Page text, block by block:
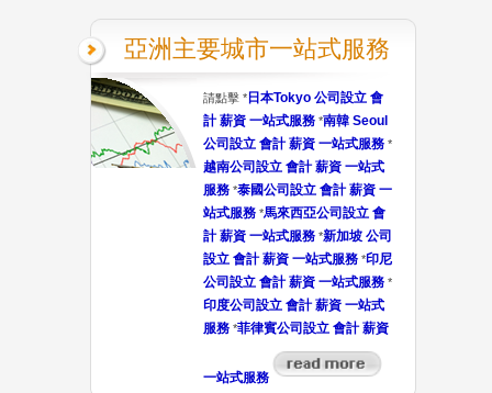
亞洲主要城市一站式服務
請點擊 *日本Tokyo 公司設立 會
計 薪資 一站式服務 *南韓 Seoul
公司設立 會計 薪資 一站式服務 *
越南公司設立 會計 薪資 一站式
服務 *泰國公司設立 會計 薪資 一
站式服務 *馬來西亞公司設立 會
計 薪資 一站式服務 *新加坡 公司
設立 會計 薪資 一站式服務 *印尼
公司設立 會計 薪資 一站式服務 *
印度公司設立 會計 薪資 一站式
服務*菲律賓公司設立 會計 薪資
一站式服務